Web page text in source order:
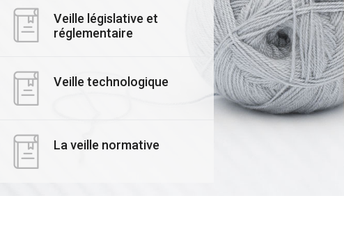
#ACTUALITE
24 mars 2025
réduisez et valorisez
𝙫𝙤𝙩𝙧𝙚 𝙚𝙢𝙥𝙧𝙚𝙞𝙣𝙩𝙚
𝙘𝙖𝙧𝙗𝙤𝙣𝙚 avec le
#ACTUALITE
03 Novembre 2025
Le CETTEX
Transition :
Officiel de ses
Formateurs
Économie Circulaire
Veille législative et
réglementaire
Veille technologique
La veille normative